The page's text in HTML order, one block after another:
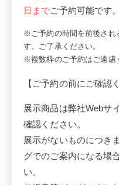
日までご予約可能です。
※ご予約の時間を前後され
す。ご了承ください。
※複数枠のご予約はご遠慮
【ご予約の前にご確認
展示商品は弊社Webサ
確認ください。
展示がないものにつき
グでのご案内になる場
い。